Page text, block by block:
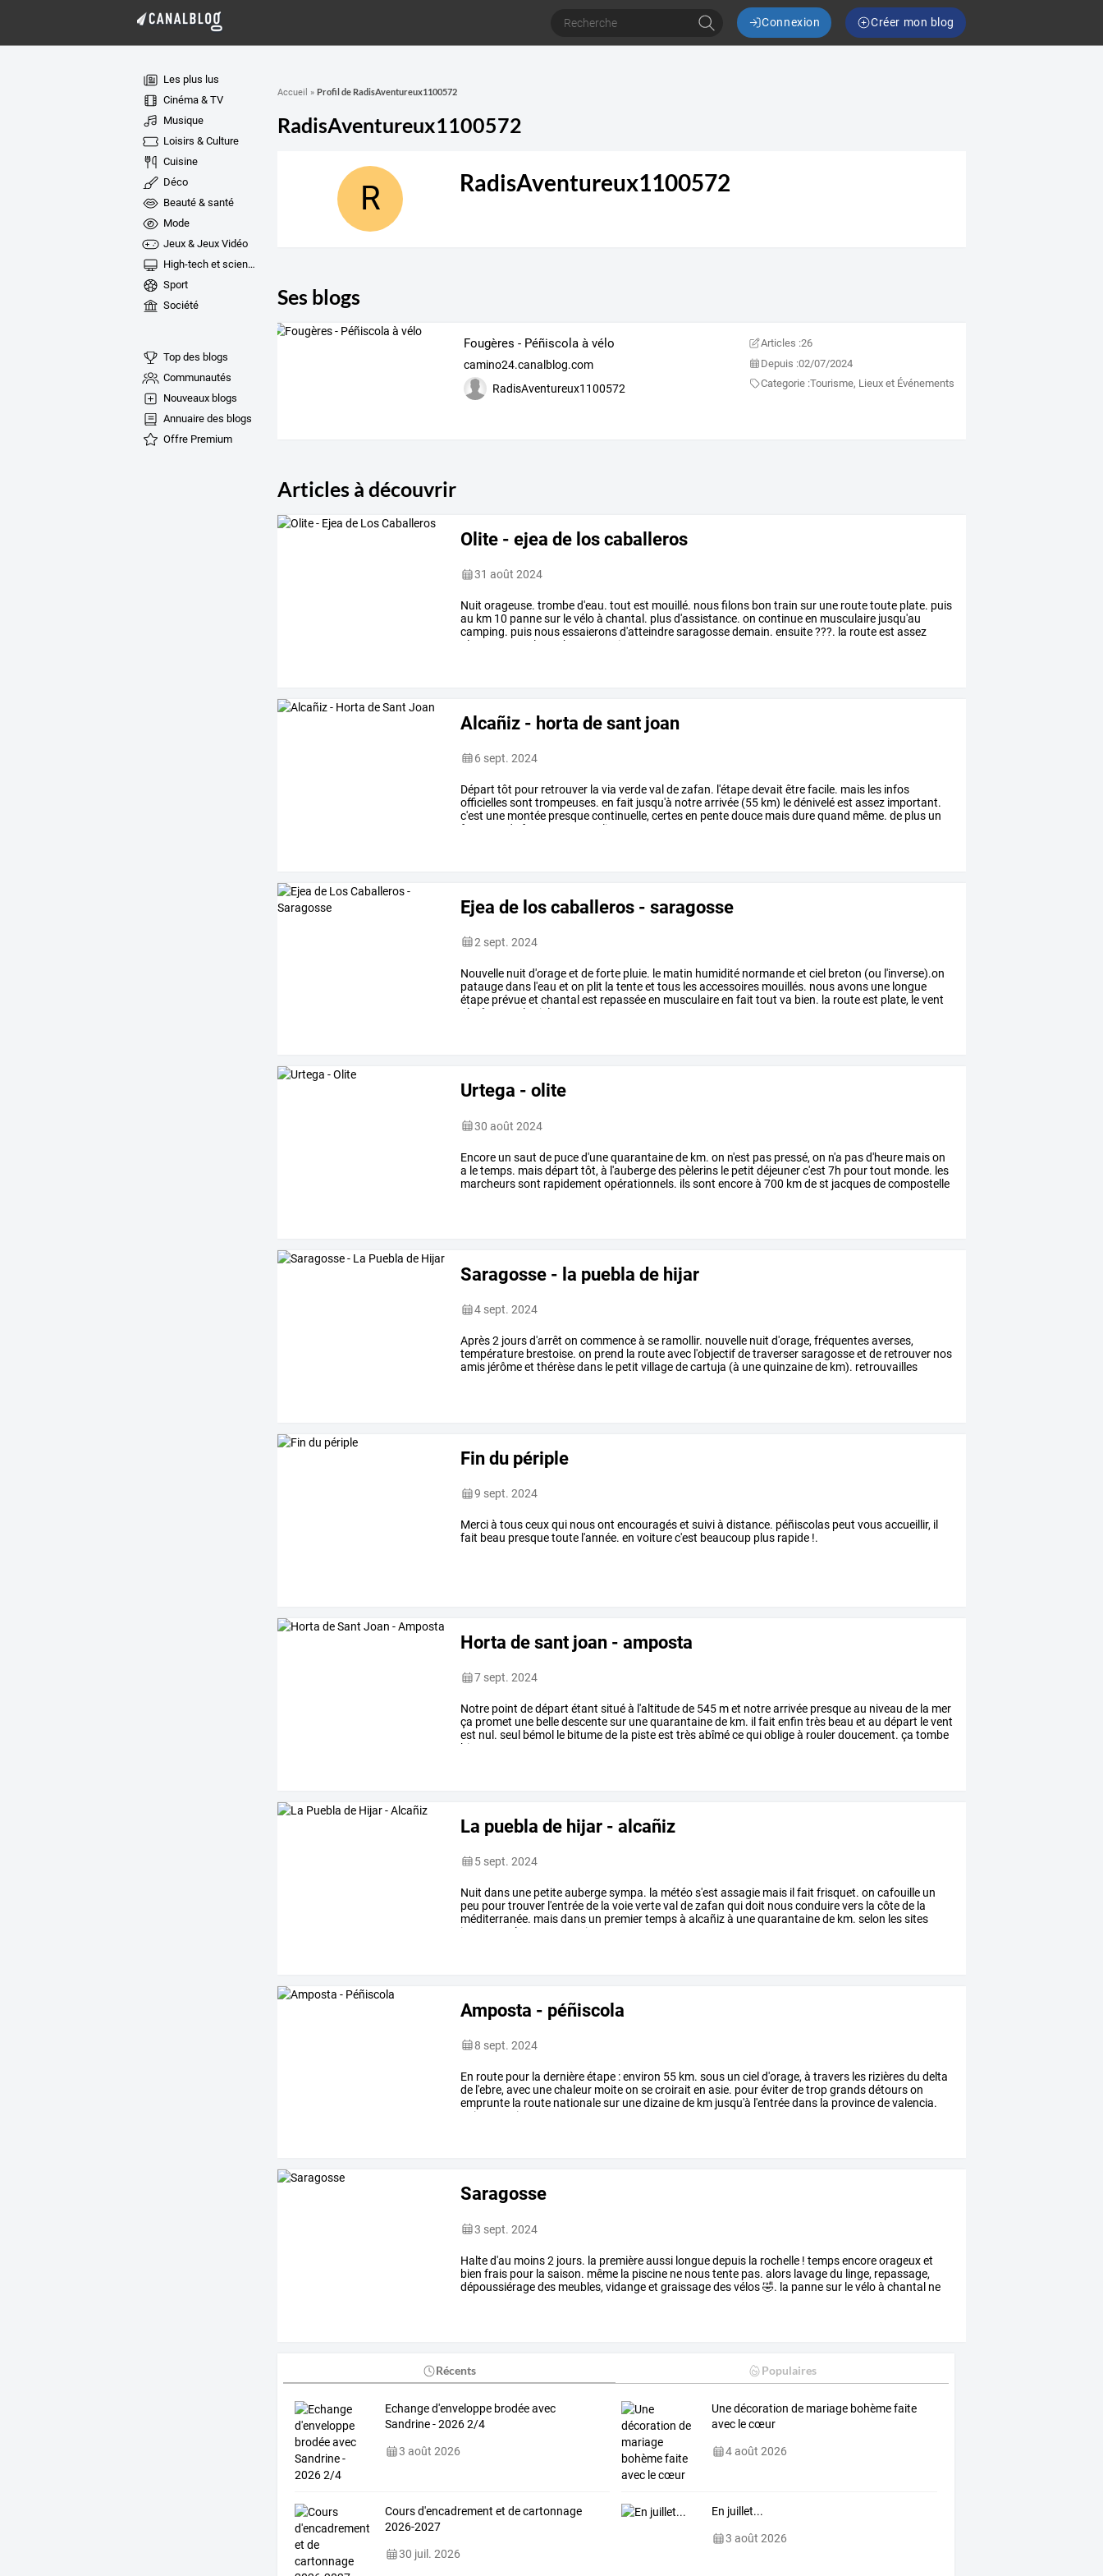
Connexion Créer mon blog
Les plus lus
Cinéma & TV
Musique
Loisirs & Culture
Cuisine
Déco
Beauté & santé
Mode
Jeux & Jeux Vidéo
High-tech et sciences
Sport
Société
Top des blogs
Communautés
Nouveaux blogs
Annuaire des blogs
Offre Premium
Accueil » Profil de RadisAventureux1100572
RadisAventureux1100572
R RadisAventureux1100572
Ses blogs
Fougères - Péñiscola à vélo
camino24.canalblog.com
RadisAventureux1100572
Articles :26
Depuis :02/07/2024
Categorie :Tourisme, Lieux et Événements
Articles à découvrir
Olite - ejea de los caballeros
31 août 2024
Nuit orageuse. trombed'eau. tout est mouillé. nousfilons bon train sur une routetoute plate. puis
au km 10 pannesur levéloà chantal. plusd'assistance. on continueen musculaire jusqu'au
camping. puis nousessaieronsd'atteindresaragossedemain. ensuite???. la routeest assez
plate
quelques bosses mais
Alcañiz - horta de sant joan
6 sept. 2024
Départ tôt pour retrouver la via verdeval dezafan. l'étapedevait êtrefacile. mais les infos
officiellessont trompeuses. en fait jusqu'à notrearrivée (55 km) ledéniveléest assez important.
c'est une montée presquecontinuelle, certesen pentedouce maisdurequand même. de plus un
fort
de face complique
Ejea de los caballeros - saragosse
2 sept. 2024
Nouvelle nuit d'orageet deforte pluie. le matin humidité normandeet ciel breton (ou l'inverse).on
pataugedans l'eau et on plit la tenteet tous lesaccessoires mouillés. nousavons une longue
étape prévueet chantal est repasséeen musculaireen fait tout va bien. la routeest plate, levent
plutôt
le ciel
Urtega - olite
30 août 2024
Encore un saut de puced'unequarantainede km. on n'est pas pressé, on n'a pasd'heure maison
a letemps. maisdépart tôt, à l'aubergedes pèlerins le petit déjeunerc'est 7h pourtout monde. les
marcheurssont rapidement opérationnels. ilssont encoreà 700 kmdest jacquesdecompostelle
Saragosse - la puebla de hijar
4 sept. 2024
Après2 joursd'arrêt on commenceà se ramollir. nouvelle nuit d'orage,fréquentesaverses,
température brestoise. on prend la routeavec l'objectifdetraversersaragosseet de retrouver nos
amis jérômeet thérèsedans le petit villagedecartuja (à unequinzainede km). retrouvailles
Fin du périple
9 sept. 2024
Merci à tous ceux qui nous ont encouragés et suivi à distance. péñiscolas peut vous accueillir, il
fait beau presque toute l'année. en voiture c'est beaucoup plus rapide !.
Horta de sant joan - amposta
7 sept. 2024
Notre point dedépart étant situéà l'altitudede 545 met notrearrivée presqueau niveau de la mer
ça promet une belledescentesur unequarantainede km. il fait enfin très beau et au départ levent
est nul. seul bémol le bitumede la pisteest trèsabîmécequiobligeà roulerdoucement. ça tombe
bien
La puebla de hijar - alcañiz
5 sept. 2024
Nuit dans une petiteaubergesympa. la météos'est assagie mais il fait frisquet. on cafouille un
peu pourtrouver l'entréede la voieverteval dezafan quidoit nousconduirevers la côtede la
méditerranée. maisdans un premiertempsà alcañizà unequarantainede km. selon lessites
internet
les sociaux
Amposta - péñiscola
8 sept. 2024
En route pour la dernièreétape :environ 55 km. sous un ciel d'orage, à travers les rizièresdu delta
de l'ebre, avec unechaleur moiteon secroirait en asie. pouréviterdetropgrandsdétourson
emprunte la route nationalesur unedizainede km jusqu'à l'entréedans la provincedevalencia.
puis
croise
Saragosse
3 sept. 2024
Halted'au moins2 jours. la premièreaussi longuedepuis la rochelle ! tempsencoreorageuxet
bien frais pour la saison. même la piscine ne noustente pas. alors lavagedu linge, repassage,
dépoussiéragedes meubles, vidangeet graissagedesvélos🤣. la pannesur levéloà chantal ne
Récents Populaires
Echange d'enveloppe brodée avec
Sandrine - 2026 2/4
3 août 2026
Une décoration de mariage bohème faite
avec le cœur
4 août 2026
Cours d'encadrement et de cartonnage
2026-2027
30 juil. 2026
En juillet...
3 août 2026